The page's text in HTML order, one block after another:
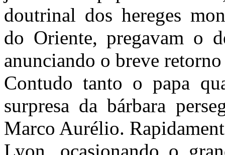
doutrinal dos hereges
do Oriente, pregavam o
anunciando o breve
Contudo tanto o papa
surpresa da bárbara
Marco Aurélio.